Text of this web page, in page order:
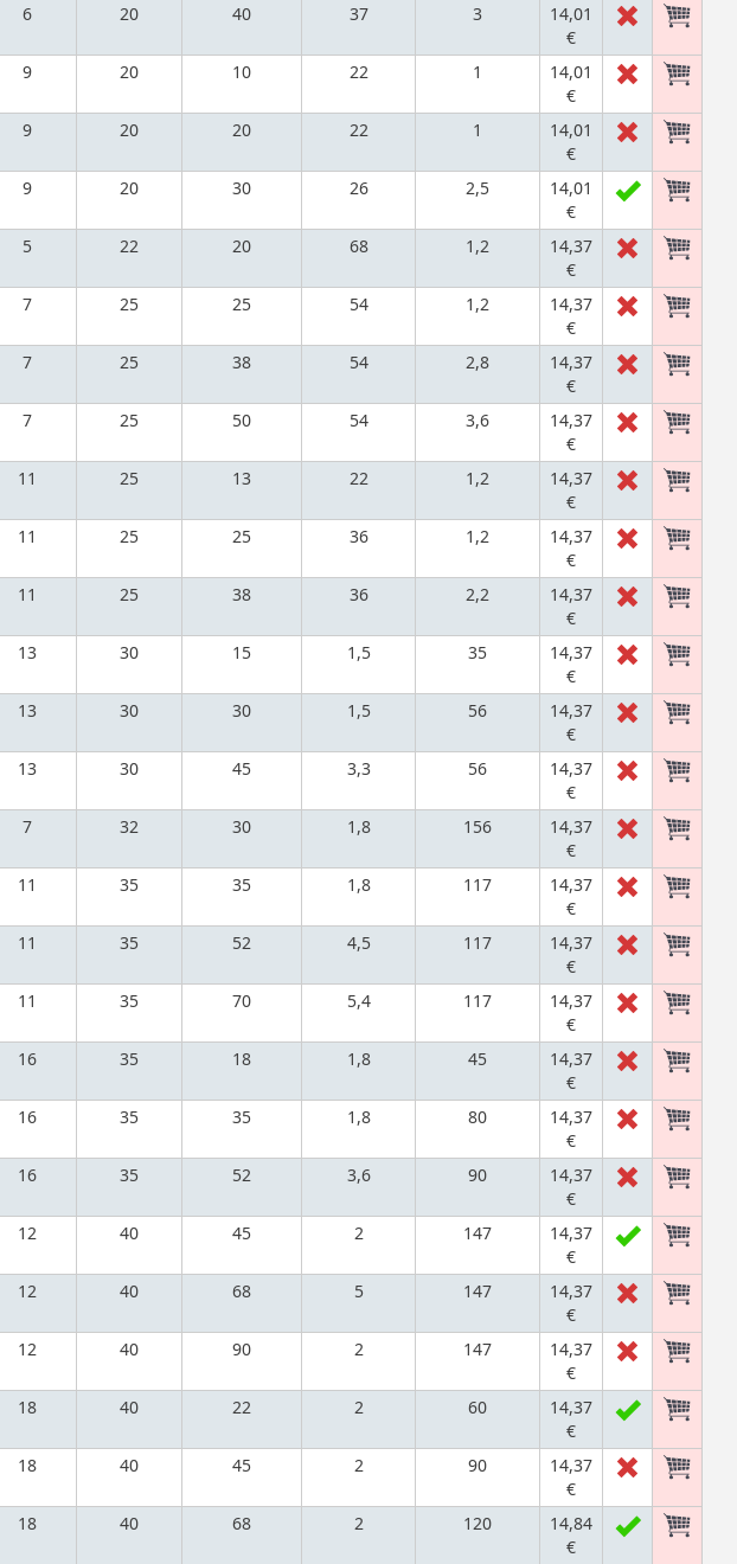
6 20 40 37 3
14,01
€
9 20 10 22 1
14,01
€
9 20 20 22 1
14,01
€
9 20 30 26 2,5
14,01
€
5 22 20 68 1,2
14,37
€
7 25 25 54 1,2
14,37
€
7 25 38 54 2,8
14,37
€
7 25 50 54 3,6
14,37
€
11 25 13 22 1,2
14,37
€
11 25 25 36 1,2
14,37
€
11 25 38 36 2,2
14,37
€
13 30 15 1,5 35
14,37
€
13 30 30 1,5 56
14,37
€
13 30 45 3,3 56
14,37
€
7 32 30 1,8 156
14,37
€
11 35 35 1,8 117
14,37
€
11 35 52 4,5 117
14,37
€
11 35 70 5,4 117
14,37
€
16 35 18 1,8 45
14,37
€
16 35 35 1,8 80
14,37
€
16 35 52 3,6 90
14,37
€
12 40 45 2 147
14,37
€
12 40 68 5 147
14,37
€
12 40 90 2 147
14,37
€
18 40 22 2 60
14,37
€
18 40 45 2 90
14,37
€
18 40 68 2 120
14,84
€